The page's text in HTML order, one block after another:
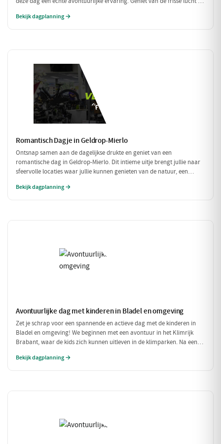
Bekijk dagplanning →
Romantisch Dagje in Geldrop-Mierlo
Ontsnap samen aan de dagelijkse drukte en geniet van een
romantische dag in Geldrop-Mierlo. Dit intieme uitje brengt jullie naar
sfeervolle locaties waar jullie kunnen genieten van de natuur, een
de omgeving en elkaar.
Bekijk dagplanning →
Avontuurlijke dag met kinderen in Bladel en omgeving
Zet je schrap voor een spannende en actieve dag met de kinderen in
Bladel en omgeving! We beginnen met een avontuur in het Klimrijk
Brabant, waar de kids zich kunnen uitleven in de klimparken. Na een
heerlijke traktatie bij Milly's IJs Boutique, waar je kunt zien hoe het
Bekijk dagplanning →